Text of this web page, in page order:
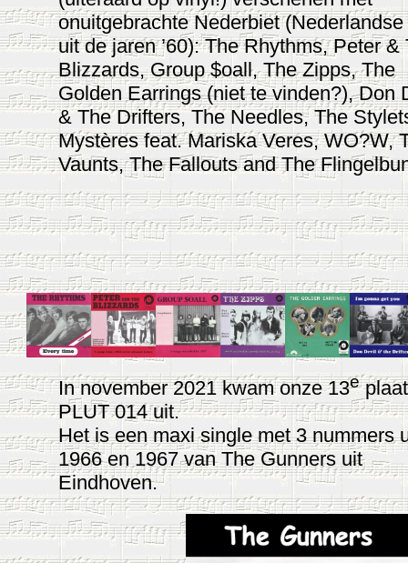
onuitgebrachte Nederbiet
uit de jaren ’60): The Rhythms, Peter &
Blizzards, Group $oall, The Zipps, The
Golden Earrings (niet te vinden?), Don
& The Drifters, The Needles, The
Mystères feat.Mariska Veres,WO?W,
Vaunts, The Fallouts and The
In november 2021 kwam onze 13eplaat
PLUT 014 uit.
Het is een maxi single met 3 nummers
1966 en 1967 van The Gunners uit
Eindhoven.